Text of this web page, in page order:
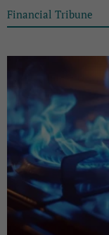
Financial Tribune